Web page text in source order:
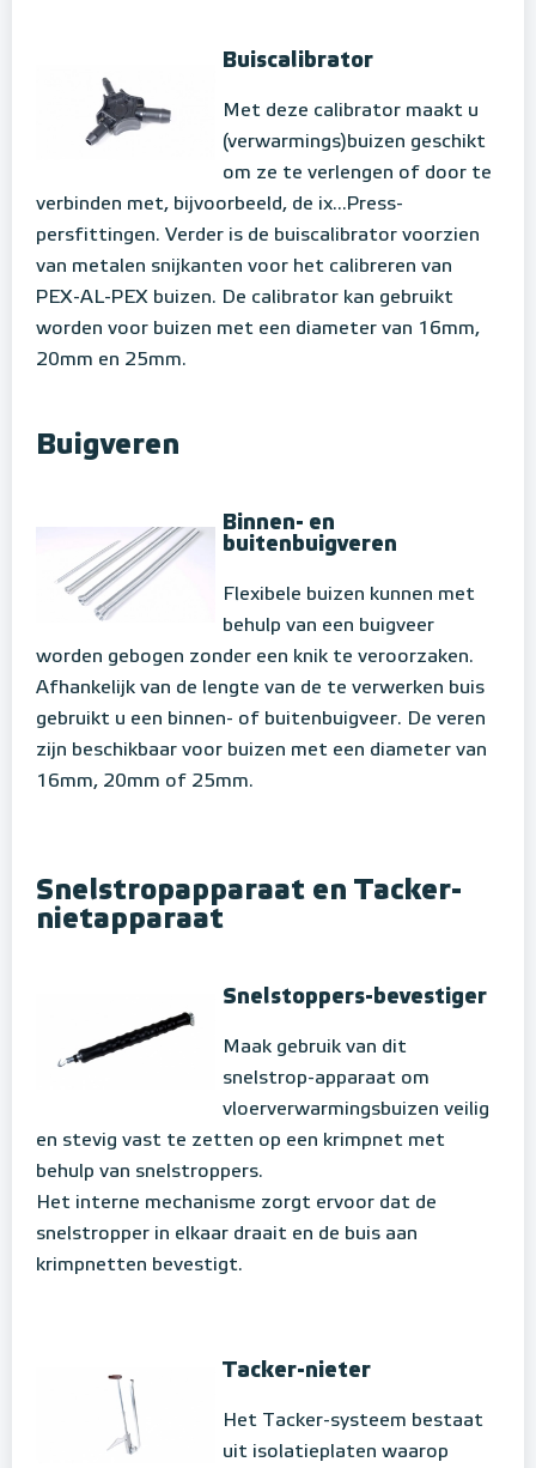
Buiscalibrator
Met deze calibrator maakt u
(verwarmings)buizen geschikt
om ze te verlengen of door te
verbinden met, bijvoorbeeld, de ix...Press-
persfittingen. Verder is de buiscalibrator voorzien
van metalen snijkanten voor het calibreren van
PEX-AL-PEX buizen. De calibrator kan gebruikt
worden voor buizen met een diameter van 16mm,
20mm en 25mm.
Buigveren
Binnen- en
buitenbuigveren
Flexibele buizen kunnen met
behulp van een buigveer
worden gebogen zonder een knik te veroorzaken.
Afhankelijk van de lengte van de te verwerken buis
gebruikt u een binnen- of buitenbuigveer. De veren
zijn beschikbaar voor buizen met een diameter van
16mm, 20mm of 25mm.
Snelstropapparaat en Tacker-
nietapparaat
Snelstoppers-bevestiger
Maak gebruik van dit
snelstrop-apparaat om
vloerverwarmingsbuizen veilig
en stevig vast te zetten op een krimpnet met
behulp van snelstroppers.
Het interne mechanisme zorgt ervoor dat de
snelstropper in elkaar draait en de buis aan
krimpnetten bevestigt.
Tacker-nieter
Het Tacker-systeem bestaat
uit isolatieplaten waarop